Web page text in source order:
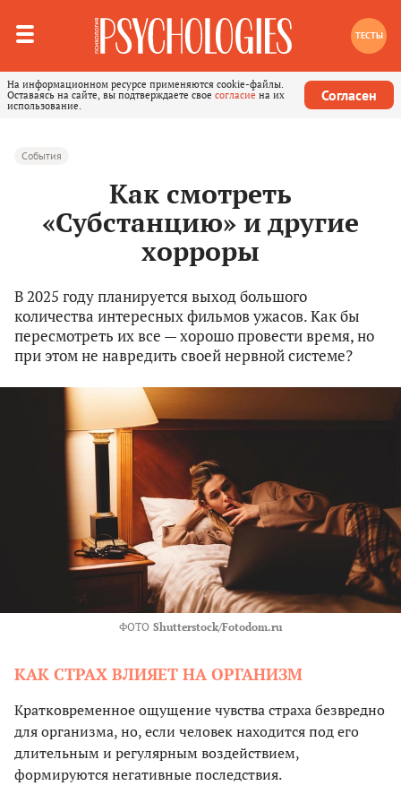
ТЕСТЫ
На информационном ресурсе применяются cookie-файлы.
Оставаясь на сайте, вы подтверждаете свое согласие на их
использование.
Согласен
События
Как смотреть
«Субстанцию» и другие
хорроры
В 2025 году планируется выход большого
количества интересных фильмов ужасов. Как бы
пересмотреть их все — хорошо провести время, но
при этом не навредить своей нервной системе?
ФОТО Shutterstock/Fotodom.ru
КАК СТРАХ ВЛИЯЕТ НА ОРГАНИЗМ
Кратковременное ощущение чувства страха безвредно
для организма, но, если человек находится под его
длительным и регулярным воздействием,
формируются негативные последствия.